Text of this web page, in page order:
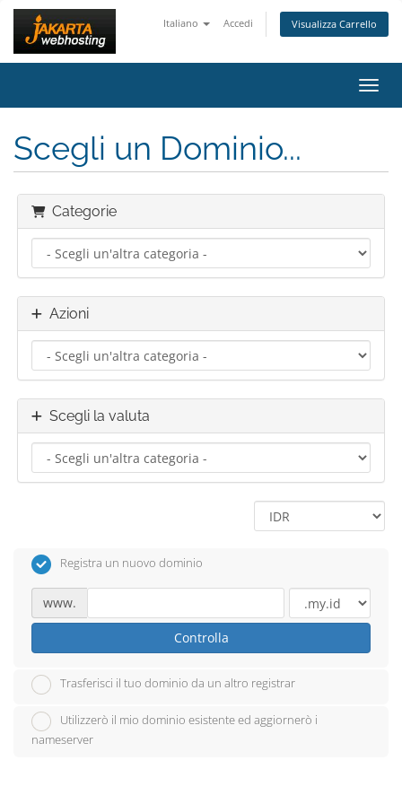
Italiano Accedi Visualizza Carrello
Scegli un Dominio...
Categorie
Azioni
Scegli la valuta
Registra un nuovo dominio
www.
Controlla
Trasferisci il tuo dominio da un altro registrar
Utilizzerò il mio dominio esistente ed aggiornerò i
nameserver